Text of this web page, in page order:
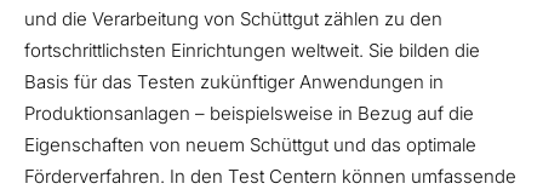
und die Verarbeitung von Schüttgut zählen zu den
fortschrittlichsten Einrichtungen weltweit. Sie bilden die
Basis für das Testen zukünftiger Anwendungen in
Produktionsanlagen – beispielsweise in Bezug auf die
Eigenschaften von neuem Schüttgut und das optimale
Förderverfahren. In den Test Centern können umfassende